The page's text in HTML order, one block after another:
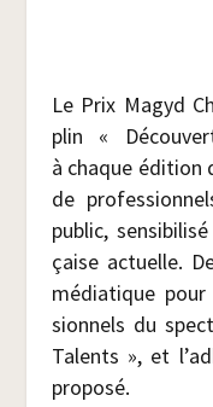
Le Prix Magyd
plin «
à chaque édi­tion
de
public,
çaise actuelle.
média­tique
sion­nels du
Talents », et
proposé.